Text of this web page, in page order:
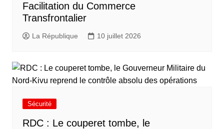
Facilitation du Commerce
Transfrontalier
La République 10 juillet 2026
Sécurité
RDC : Le couperet tombe, le